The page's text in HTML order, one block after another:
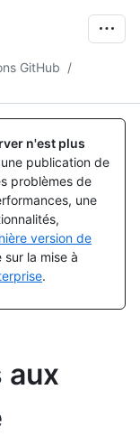
GitHub /
n'est plus
publication de
problèmes de
une
version de
sur la mise à
.
aux